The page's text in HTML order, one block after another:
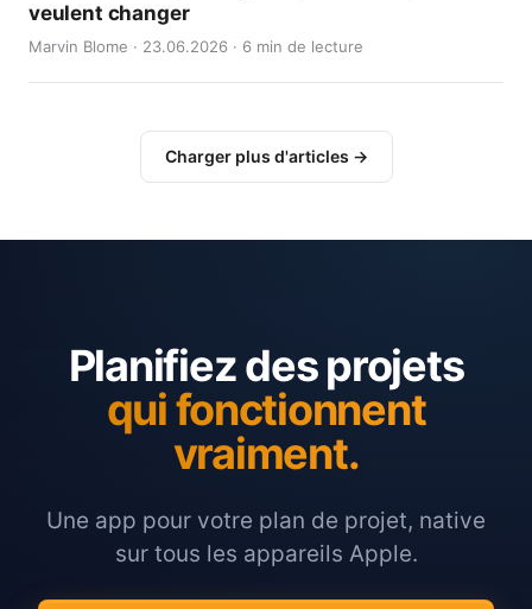
veulent changer
Marvin Blome · 23.06.2026 · 6 min de lecture
Charger plus d'articles →
Planifiez des projets
qui fonctionnent
vraiment.
Une app pour votre plan de projet, native
sur tous les appareils Apple.